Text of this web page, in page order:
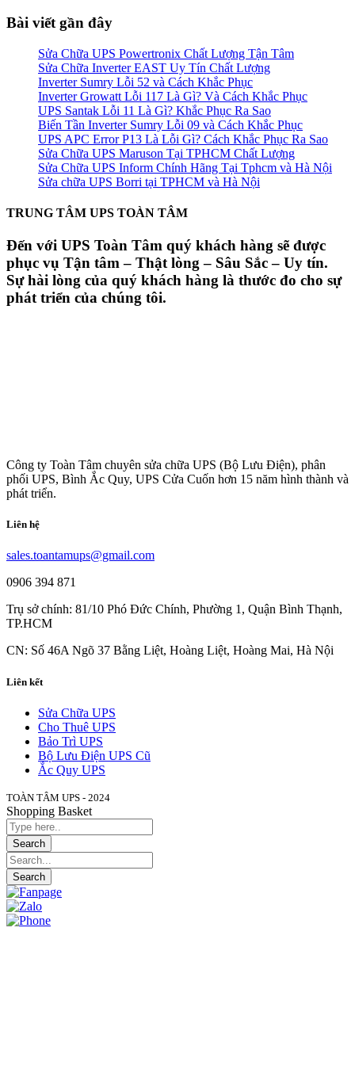
Bài viết gần đây
Sửa Chữa UPS Powertronix Chất Lượng Tận Tâm
Sửa Chữa Inverter EAST Uy Tín Chất Lượng
Inverter Sumry Lỗi 52 và Cách Khắc Phục
Inverter Growatt Lỗi 117 Là Gì? Và Cách Khắc Phục
UPS Santak Lỗi 11 Là Gì? Khắc Phục Ra Sao
Biến Tần Inverter Sumry Lỗi 09 và Cách Khắc Phục
UPS APC Error P13 Là Lỗi Gì? Cách Khắc Phục Ra Sao
Sửa Chữa UPS Maruson Tại TPHCM Chất Lượng
Sửa Chữa UPS Inform Chính Hãng Tại Tphcm và Hà Nội
Sửa chữa UPS Borri tại TPHCM và Hà Nội
TRUNG TÂM UPS TOÀN TÂM
Đến với UPS Toàn Tâm quý khách hàng sẽ được
phục vụ Tận tâm – Thật lòng – Sâu Sắc – Uy tín.
Sự hài lòng của quý khách hàng là thước đo cho sự
phát triển của chúng tôi.
Công ty Toàn Tâm chuyên sửa chữa UPS (Bộ Lưu Điện), phân
phối UPS, Bình Ắc Quy, UPS Cửa Cuốn hơn 15 năm hình thành và
phát triển.
Liên hệ
sales.toantamups@gmail.com
0906 394 871
Trụ sở chính: 81/10 Phó Đức Chính, Phường 1, Quận Bình Thạnh,
TP.HCM
CN: Số 46A Ngõ 37 Bằng Liệt, Hoàng Liệt, Hoàng Mai, Hà Nội
Liên kết
Sửa Chữa UPS
Cho Thuê UPS
Bảo Trì UPS
Bộ Lưu Điện UPS Cũ
Ắc Quy UPS
TOÀN TÂM UPS - 2024
Shopping Basket